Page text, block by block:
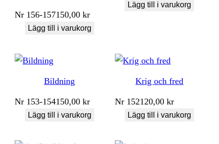
Nr 156-157150,00kr
Lägg till i varukorg
Lägg till i varukorg
Bildning
Nr 153-154150,00kr
Lägg till i varukorg
Krig och fred
Nr 152120,00kr
Lägg till i varukorg